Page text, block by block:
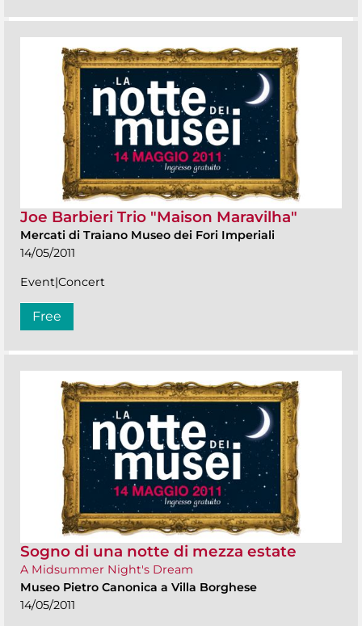
Joe Barbieri Trio "Maison Maravilha"
Mercati di Traiano Museo dei Fori Imperiali
14/05/2011
Event|Concert
Free
Sogno di una notte di mezza estate
A Midsummer Night's Dream
Museo Pietro Canonica a Villa Borghese
14/05/2011